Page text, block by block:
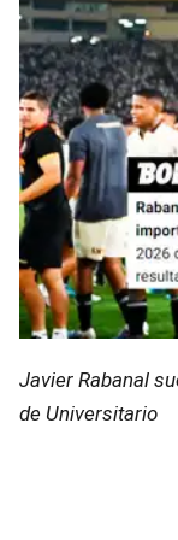
Javier Rabanal
de Universitario